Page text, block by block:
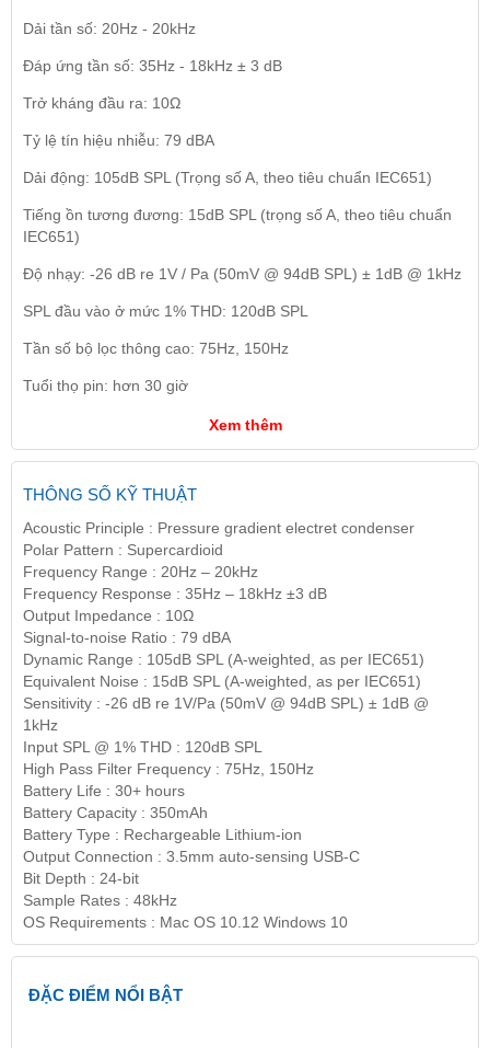
Dải tần số: 20Hz - 20kHz
Đáp ứng tần số: 35Hz - 18kHz ± 3 dB
Trở kháng đầu ra: 10Ω
Tỷ lệ tín hiệu nhiễu: 79 dBA
Dải động: 105dB SPL (Trọng số A, theo tiêu chuẩn IEC651)
Tiếng ồn tương đương: 15dB SPL (trọng số A, theo tiêu chuẩn
IEC651)
Độ nhạy: -26 dB re 1V / Pa (50mV @ 94dB SPL) ± 1dB @ 1kHz
SPL đầu vào ở mức 1% THD: 120dB SPL
Tần số bộ lọc thông cao: 75Hz, 150Hz
Tuổi thọ pin: hơn 30 giờ
Xem thêm
THÔNG SỐ KỸ THUẬT
Acoustic Principle : Pressure gradient electret condenser
Polar Pattern : Supercardioid
Frequency Range : 20Hz – 20kHz
Frequency Response : 35Hz – 18kHz ±3 dB
Output Impedance : 10Ω
Signal-to-noise Ratio : 79 dBA
Dynamic Range : 105dB SPL (A-weighted, as per IEC651)
Equivalent Noise : 15dB SPL (A-weighted, as per IEC651)
Sensitivity : -26 dB re 1V/Pa (50mV @ 94dB SPL) ± 1dB @
1kHz
Input SPL @ 1% THD : 120dB SPL
High Pass Filter Frequency : 75Hz, 150Hz
Battery Life : 30+ hours
Battery Capacity : 350mAh
Battery Type : Rechargeable Lithium-ion
Output Connection : 3.5mm auto-sensing USB-C
Bit Depth : 24-bit
Sample Rates : 48kHz
OS Requirements : Mac OS 10.12 Windows 10
ĐẶC ĐIỂM NỔI BẬT